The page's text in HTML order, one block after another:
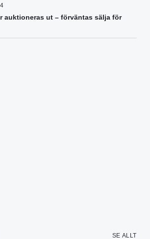
auktioneras ut – förväntas sälja för
SE ALLT